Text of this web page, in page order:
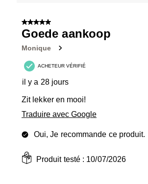
5 sur 5 étoiles.
Goede aankoop
Monique
ACHETEUR VÉRIFIÉ
il y a 28 jours
Zit lekker en mooi!
Traduire avec Google
Oui, Je recommande ce produit.
Produit testé : 10/07/2026